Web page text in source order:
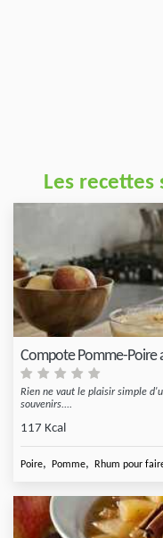
Les recettes
Compote Pomme-Poire
Rien ne vaut le plaisir simple
souvenirs....
117 Kcal
Poire, Pomme, Rhum pour